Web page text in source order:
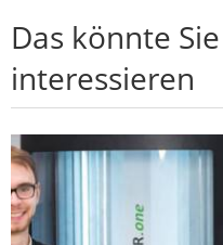
Das könnte
interessieren